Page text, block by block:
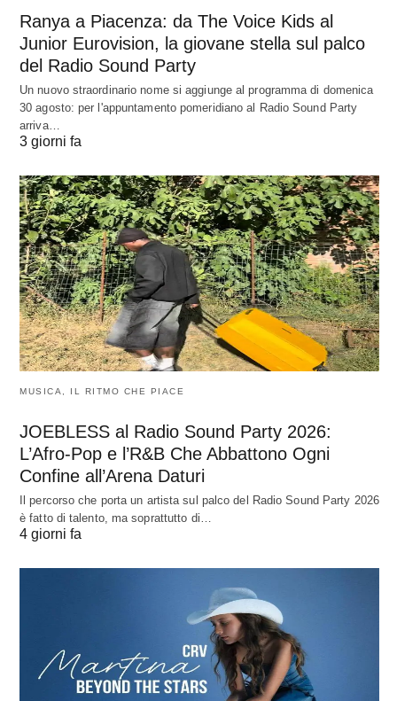
Ranya a Piacenza: da The Voice Kids al
Junior Eurovision, la giovane stella sul palco
del Radio Sound Party
Un nuovo straordinario nome si aggiunge al programma di domenica
30 agosto: per l'appuntamento pomeridiano al Radio Sound Party
arriva…
3 giorni fa
MUSICA, IL RITMO CHE PIACE
JOEBLESS al Radio Sound Party 2026:
L’Afro-Pop e l’R&B Che Abbattono Ogni
Confine all’Arena Daturi
Il percorso che porta un artista sul palco del Radio Sound Party 2026
è fatto di talento, ma soprattutto di…
4 giorni fa